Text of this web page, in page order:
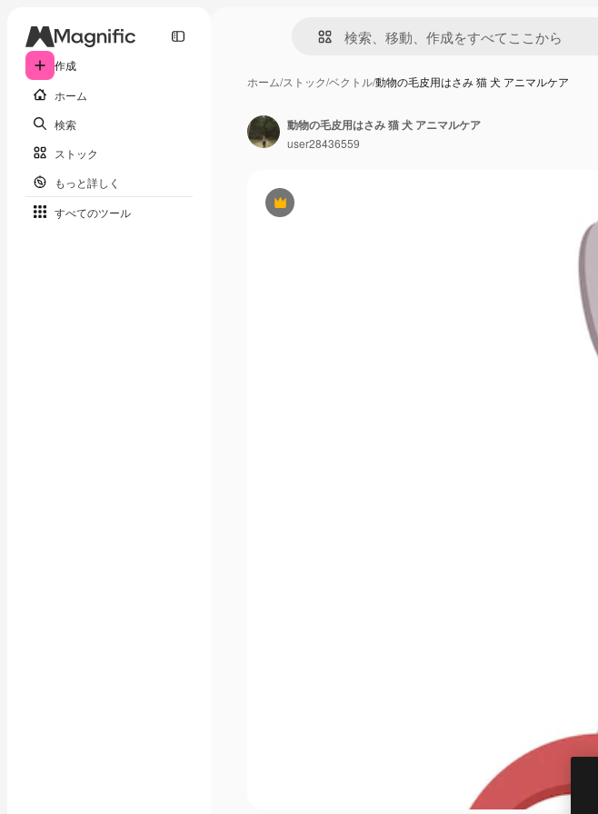
作成
ホーム
検索
ストック
もっと詳しく
すべてのツール
ホーム/ストック/ベクトル/動物の毛皮用はさみ 猫 犬 アニマルケア
Premium
動物の毛皮用はさみ 猫 犬 アニマルケア
user28436559